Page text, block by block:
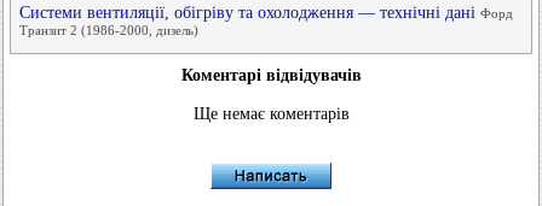
Системи вентиляції, обігріву та охолодження — технічні дані Форд
Транзит 2 (1986-2000, дизель)
Коментарі відвідувачів
Ще немає коментарів